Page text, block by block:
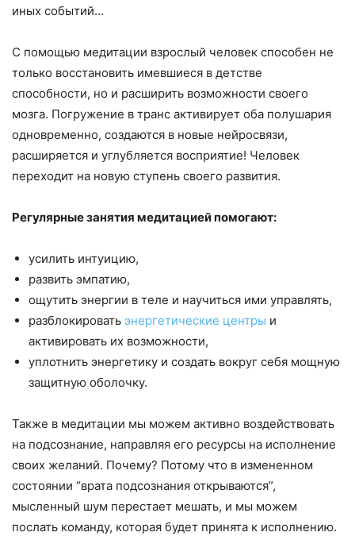
иных событий…
С помощью медитации взрослый человек способен не
только восстановить имевшиеся в детстве
способности, но и расширить возможности своего
мозга. Погружение в транс активирует оба полушария
одновременно, создаются в новые нейросвязи,
расширяется и углубляется восприятие! Человек
переходит на новую ступень своего развития.
Регулярные занятия медитацией помогают:
усилить интуицию,
развить эмпатию,
ощутить энергии в теле и научиться ими управлять,
разблокировать энергетические центры и
активировать их возможности,
уплотнить энергетику и создать вокруг себя мощную
защитную оболочку.
Также в медитации мы можем активно воздействовать
на подсознание, направляя его ресурсы на исполнение
своих желаний. Почему? Потому что в измененном
состоянии “врата подсознания открываются”,
мысленный шум перестает мешать, и мы можем
послать команду, которая будет принята к исполнению.